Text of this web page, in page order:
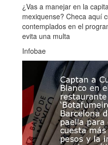
¿Vas a manejar en la
mexiquense? Checa aquí
contemplados en el
evita una multa
Infobae